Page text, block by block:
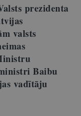
prezidenta
valsts
Baibu
vadītāju